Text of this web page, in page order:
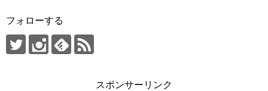
フォローする
スポンサーリンク